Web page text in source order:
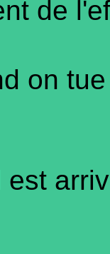
de
on